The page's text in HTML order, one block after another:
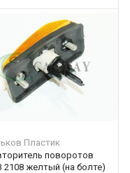
Пластик
поворотов
2108 желтый (на болте)